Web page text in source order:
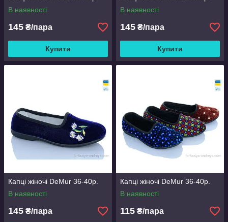
В наявності
145 ₴/пара
Купити
В наявності
145 ₴/пара
Купити
Капці жіночі DeMur 36-40р.
В наявності
145 ₴/пара
Капці жіночі DeMur 36-40р.
В наявності
115 ₴/пара